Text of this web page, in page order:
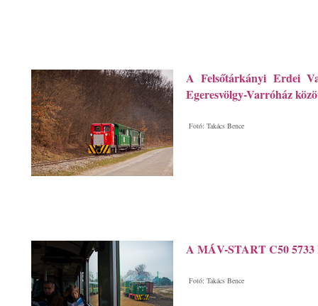
A Felsőtárkányi Erdei
Egeresvölgy-Varróház
Fotó: Takács Bence
A MÁV-START C50 5733
Fotó: Takács Bence